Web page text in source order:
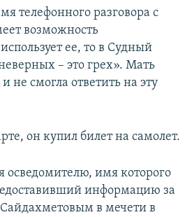
телефонного разговора с
возможность
ее, то в Судный
– это грех». Мать
не смогла ответить на эту
он купил билет на самолет.
имя которого
информацию за
в мечети в